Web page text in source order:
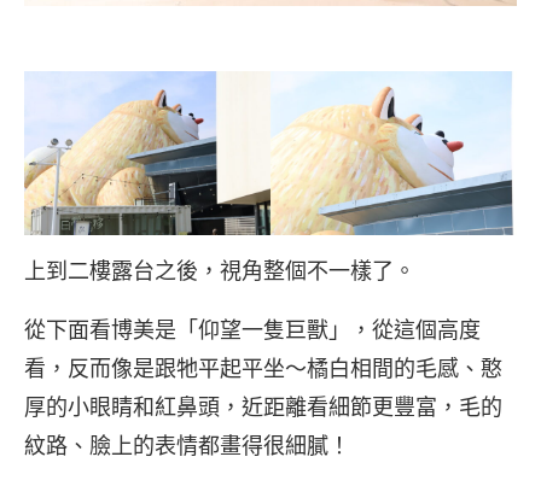
上到二樓露台之後，視角整個不一樣了。
從下面看博美是「仰望一隻巨獸」，從這個高度
看，反而像是跟牠平起平坐～橘白相間的毛感、憨
厚的小眼睛和紅鼻頭，近距離看細節更豐富，毛的
紋路、臉上的表情都畫得很細膩！